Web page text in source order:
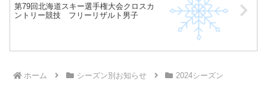
第79回北海道スキー選手権大会クロスカ
ントリー競技 フリーリザルト男子
ホーム シーズン別お知らせ 2024シーズン